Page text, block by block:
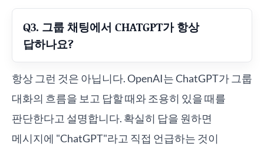
Q3. 그룹 채팅에서 CHATGPT가 항상
답하나요?
항상 그런 것은 아닙니다. OpenAI는 ChatGPT가 그룹
대화의 흐름을 보고 답할 때와 조용히 있을 때를
판단한다고 설명합니다. 확실히 답을 원하면
메시지에 "ChatGPT"라고 직접 언급하는 것이